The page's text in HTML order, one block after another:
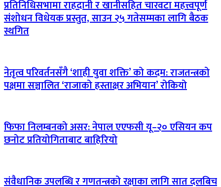
प्रतिनिधिसभामा राहदानी र खानीसहित चारवटा महत्त्वपूर्ण
संशोधन विधेयक प्रस्तुत, साउन २५ गतेसम्मका लागि बैठक
स्थगित
नेतृत्व परिवर्तनसँगै ‘शाही युवा शक्ति’ को कदम: राजतन्त्रको
पक्षमा सञ्चालित ‘राजाको हस्ताक्षर अभियान’ रोकियो
फिफा निलम्बनको असर: नेपाल एएफसी यू–२० एसियन कप
छनोट प्रतियोगिताबाट बाहिरियो
संवैधानिक उपलब्धि र गणतन्त्रको रक्षाका लागि सात दलबिच